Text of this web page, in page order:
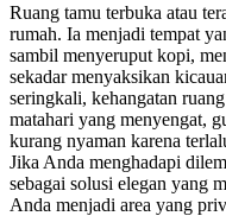
Ruang tamu terbuka atau
rumah. Ia menjadi tempat
sambil menyeruput kopi,
sekadar menyaksikan
seringkali, kehangatan
matahari yang menyengat,
kurang nyaman karena
Jika Anda menghadapi
sebagai solusi elegan yang
Anda menjadi area yang